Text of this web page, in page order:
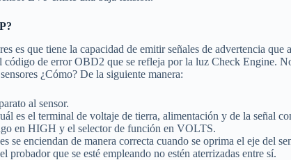
es que tiene la capacidad de emitir señales de advertencia
código de error OBD2 que se refleja por la luz Check Engine.
¿Cómo? De la siguiente manera:
al sensor.
es el terminal de voltaje de tierra, alimentación y de la señal
en HIGH y el selector de función en VOLTS.
se enciendan de manera correcta cuando se oprima el eje del
probador que se esté empleando no estén aterrizadas entre sí.